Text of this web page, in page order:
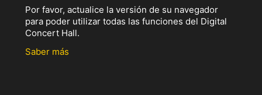
Por favor, actualice la versión de su navegador
para poder utilizar todas las funciones del Digital
Concert Hall.
Saber más